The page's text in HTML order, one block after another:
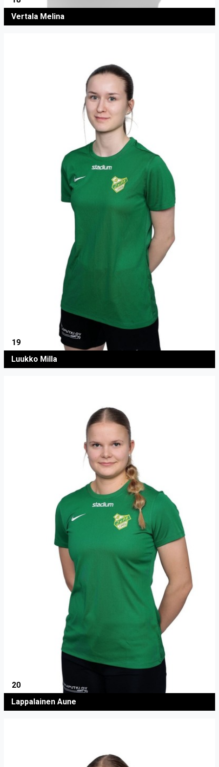
Vertala Melina
19
Luukko Milla
20
Lappalainen Aune